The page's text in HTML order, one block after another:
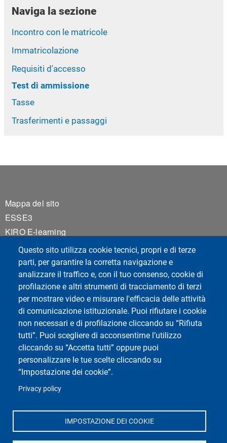
Questo sito utilizza cookie tecnici, propri e di terze
parti, per garantire la corretta navigazione e
analizzare il traffico e, con il tuo consenso, cookie di
profilazione e altri strumenti di tracciamento di terzi
per mostrare video e misurare l'efficacia delle attività
di comunicazione istituzionale. Puoi rifiutare i cookie
non necessari e di profilazione cliccando su “Rifiuta
tutti”. Puoi scegliere di acconsentirne l’utilizzo
cliccando su “Accetta tutti” oppure puoi
personalizzare le tue scelte cliccando su
“Impostazione dei cookie”.
Privacy policy
IMPOSTAZIONE DEI COOKIE
Naviga la sezione
Incontro con le matricole
Immatricolazione
Requisiti d'accesso
Test di ammissione
Tasse
Trasferimenti e passaggi
Footer 1
Mappa del sito
ESSE3
KIRO E-learning
Dipartimento di Studi
Umanistici
Cookie settings
Social del corso di laurea
Social di Ateneo